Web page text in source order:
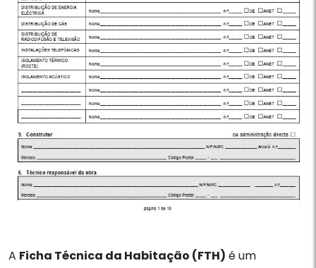
A Ficha Técnica da Habitação (FTH) é um